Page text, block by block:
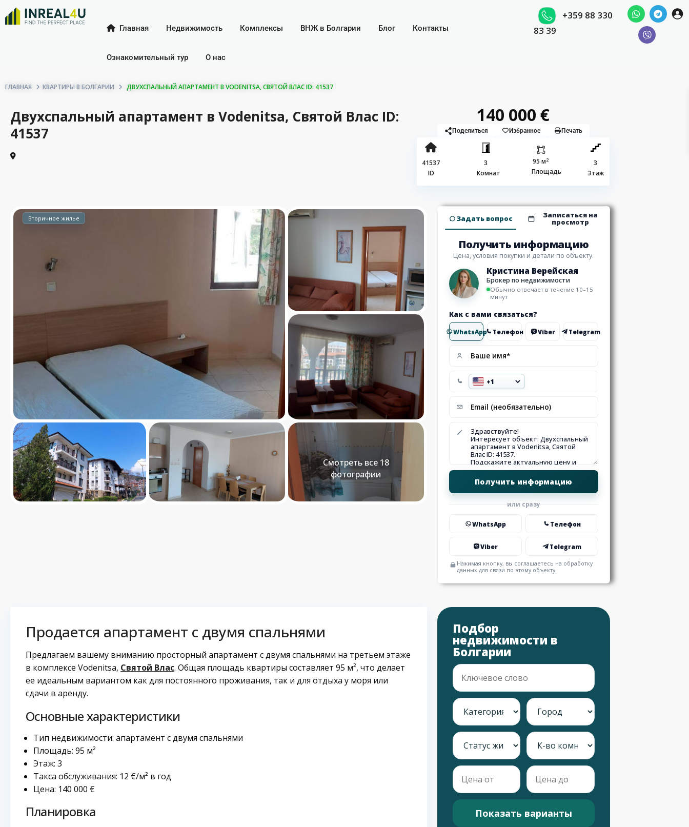
Главная Недвижимость Комплексы ВНЖ в Болгарии Блог Контакты
Ознакомительный тур О нас
+359 88 330
83 39
ГЛАВНАЯ КВАРТИРЫ В БОЛГАРИИ ДВУХСПАЛЬНЫЙ АПАРТАМЕНТ В VODENITSA, СВЯТОЙ ВЛАС ID: 41537
Двухспальный апартамент в Vodenitsa, Святой Влас ID:
41537
140 000 €
Поделиться Избранное Печать
41537
ID
3
Комнат
95 м2
Площадь
3
Этаж
Смотреть все 18
фотографии
Вторичное жилье Задать вопрос Записаться на
просмотр
Получить информацию
Цена, условия покупки и детали по объекту.
Кристина Верейская
Брокер по недвижимости
Обычно отвечает в течение 10–15
минут
Как с вами связаться?
WhatsApp Телефон Viber Telegram
или сразу
WhatsApp Телефон
Viber Telegram
Нажимая кнопку, вы соглашаетесь на обработку
данных для связи по этому объекту.
Продается апартамент с двумя спальнями
Предлагаем вашему вниманию просторный апартамент с двумя спальнями на третьем этаже
в комплексе Vodenitsa, Святой Влас. Общая площадь квартиры составляет 95 м², что делает
ее идеальным вариантом как для постоянного проживания, так и для отдыха у моря или
сдачи в аренду.
Основные характеристики
Тип недвижимости: апартамент с двумя спальнями
Площадь: 95 м²
Этаж: 3
Такса обслуживания: 12 €/м² в год
Цена: 140 000 €
Планировка
Подбор
недвижимости в
Болгарии
Показать варианты